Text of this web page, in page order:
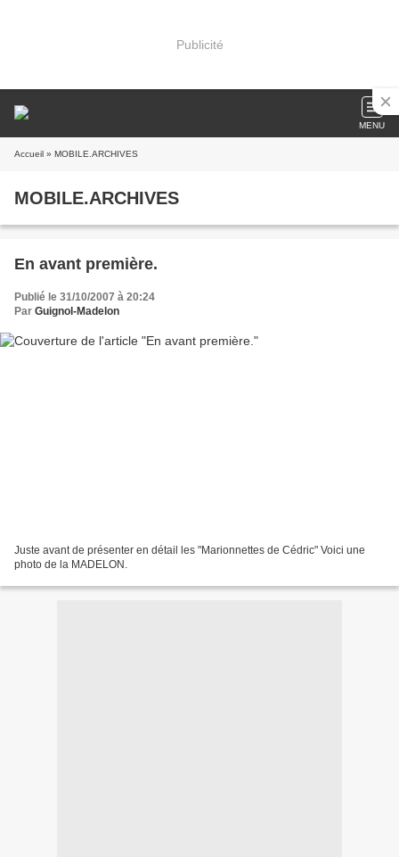
Publicité
MENU
Accueil » MOBILE.ARCHIVES
MOBILE.ARCHIVES
En avant première.
Publié le 31/10/2007 à 20:24
Par Guignol-Madelon
Juste avant de présenter en détail les "Marionnettes de Cédric" Voici une
photo de la MADELON.